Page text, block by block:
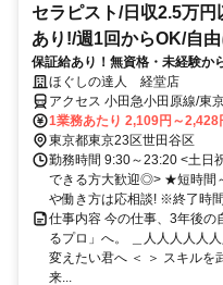
セラピスト/日収2.5万
あり!/週1回からOK/自
保証給あり！無資格・未経験か
て高収入！
ほぐしの達人 経堂店
アクセス 小田急小田原線/東
東急世田谷線 宮の坂出入口
線 山下（東京都）出入口1徒
1業務あたり 2,109円～2,428
東京都東京23区世田谷区
勤務時間 9:30～23:20 <土日
できる方大歓迎◎> ★短時間
や働き方は応相談! ※終了時
仕事内容 今の仕事、3年後の
るプロ」へ。 ＿人人人人人
変えたい君へ ＜ ＞ スキルを
来...